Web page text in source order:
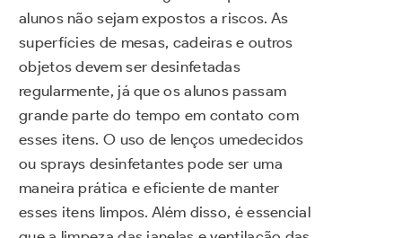
alunos não sejam expostos a riscos. As
superfícies de mesas, cadeiras e outros
objetos devem ser desinfetadas
regularmente, já que os alunos passam
grande parte do tempo em contato com
esses itens. O uso de lenços umedecidos
ou sprays desinfetantes pode ser uma
maneira prática e eficiente de manter
esses itens limpos. Além disso, é essencial